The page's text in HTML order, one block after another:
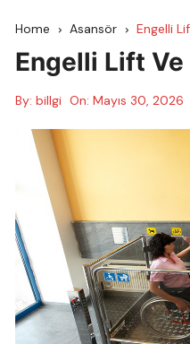
Home Asansör Engelli
Engelli Lift
By: billgi On:Mayıs 30, 2026